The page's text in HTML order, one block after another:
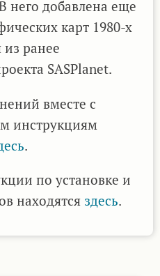
него добавлена еще
карт 1980-х
из ранее
SASPlanet.
вместе с
инструкциям
.
по установке и
находятся здесь.